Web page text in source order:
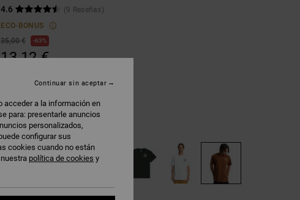
4.6
(9 Reseñas)
ECO-BONUS
35,00 €
63%
13,12 €
ColorToffee
acceder a la información en
para: presentarle anuncios
personalizados,
configurar sus
cookies cuando no están
política de cookies y
Continuar sin aceptar